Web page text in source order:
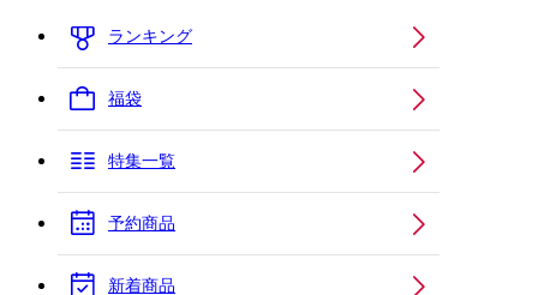
ランキング
福袋
特集一覧
予約商品
新着商品